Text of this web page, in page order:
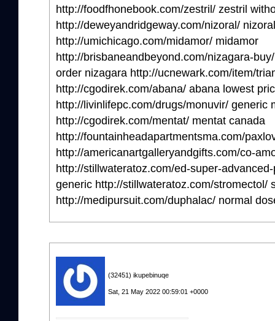
http://foodfhonebook.com/zestril/ zestril
http://deweyandridgeway.com/nizoral/ nizoral
http://umichicago.com/midamor/ midamor
http://brisbaneandbeyond.com/nizagara-
order nizagara http://ucnewark.com/item/
http://cgodirek.com/abana/ abana lowest
http://livinlifepc.com/drugs/monuvir/ generic
http://cgodirek.com/mentat/ mentat canada
http://fountainheadapartmentsma.com/
http://americanartgalleryandgifts.com/co-
http://stillwateratoz.com/ed-super-
generic http://stillwateratoz.com/stromectol/
http://medipursuit.com/duphalac/ normal
(32451) ikupebinuqe
Sat, 21 May 2022 00:59:01 +0000